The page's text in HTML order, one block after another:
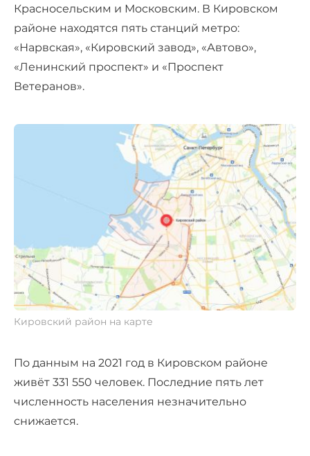
Красносельским и Московским. В Кировском
районе находятся пять станций метро:
«Нарвская», «Кировский завод», «Автово»,
«Ленинский проспект» и «Проспект
Ветеранов».
Кировский район на карте
По данным на 2021 год в Кировском районе
живёт 331 550 человек. Последние пять лет
численность населения незначительно
снижается.